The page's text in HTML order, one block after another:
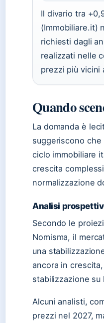
Il divario tra
(Immobiliare.it)
richiesti dagli
realizzati nelle
prezzi più vicini
Quando
La domanda è
suggeriscono
ciclo immobiliare
crescita
normalizzazione
Analisi
Secondo le
Nomisma, il
una
ancora in
stabilizzazione su
Alcuni analisti,
prezzi nel 2027,